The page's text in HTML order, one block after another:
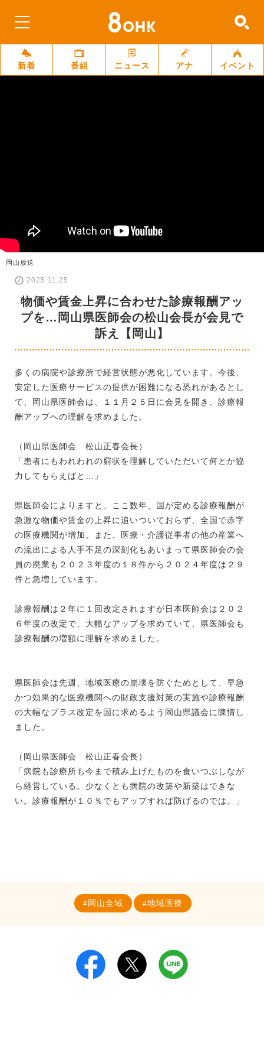
新着 番組 ニュース アナ イベント
岡山放送
2025.11.25
物価や賃金上昇に合わせた診療報酬アッ
プを…岡山県医師会の松山会長が会見で
訴え【岡山】
多くの病院や診療所で経営状態が悪化しています。今後、
安定した医療サービスの提供が困難になる恐れがあるとし
て、岡山県医師会は、１１月２５日に会見を開き、診療報
酬アップへの理解を求めました。
（岡山県医師会 松山正春会長）
「患者にもわれわれの窮状を理解していただいて何とか協
力してもらえばと…」
県医師会によりますと、ここ数年、国が定める診療報酬が
急激な物価や賃金の上昇に追いついておらず、全国で赤字
の医療機関が増加。また、医療・介護従事者の他の産業へ
の流出による人手不足の深刻化もあいまって県医師会の会
員の廃業も２０２３年度の１８件から２０２４年度は２９
件と急増しています。
診療報酬は２年に１回改定されますが日本医師会は２０２
６年度の改定で、大幅なアップを求めていて、県医師会も
診療報酬の増額に理解を求めました。
県医師会は先週、地域医療の崩壊を防ぐためとして、早急
かつ効果的な医療機関への財政支援対策の実施や診療報酬
の大幅なプラス改定を国に求めるよう岡山県議会に陳情し
ました。
（岡山県医師会 松山正春会長）
「病院も診療所も今まで積み上げたものを食いつぶしなが
ら経営している。少なくとも病院の改築や新築はできな
い。診療報酬が１０％でもアップすれば防げるのでは。」
岡山全域 地域医療